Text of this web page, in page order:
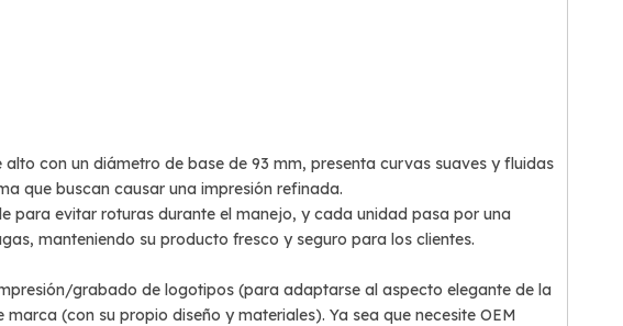
con un diámetro de base de 93 mm, presenta curvas suaves y fluidas
que buscan causar una impresión refinada.
para evitar roturas durante el manejo, y cada unidad pasa por una
manteniendo su producto fresco y seguro para los clientes.
grabado de logotipos (para adaptarse al aspecto elegante de la
(con su propio diseño y materiales). Ya sea que necesite OEM